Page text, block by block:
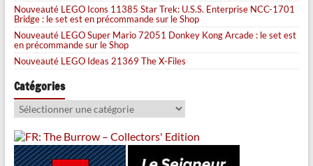
Nouveauté LEGO Icons 11385 Star Trek: U.S.S. Enterprise NCC-1701
Bridge : le set est en précommande sur le Shop
Nouveauté LEGO Super Mario 72051 Donkey Kong Arcade : le set est
en précommande sur le Shop
Nouveauté LEGO Ideas 21369 The X-Files
Catégories
Catégories